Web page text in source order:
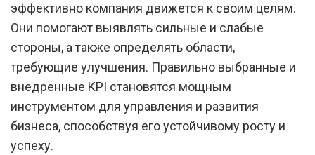
эффективно компания движется к своим целям.
Они помогают выявлять сильные и слабые
стороны, а также определять области,
требующие улучшения. Правильно выбранные и
внедренные KPI становятся мощным
инструментом для управления и развития
бизнеса, способствуя его устойчивому росту и
успеху.